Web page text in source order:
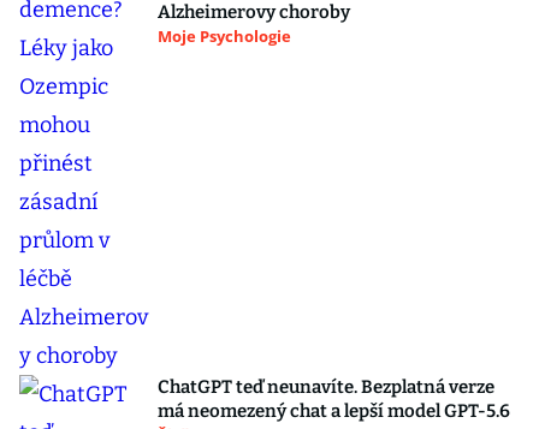
Alzheimerovy choroby
Moje Psychologie
ChatGPT teď neunavíte. Bezplatná verze
má neomezený chat a lepší model GPT-5.6